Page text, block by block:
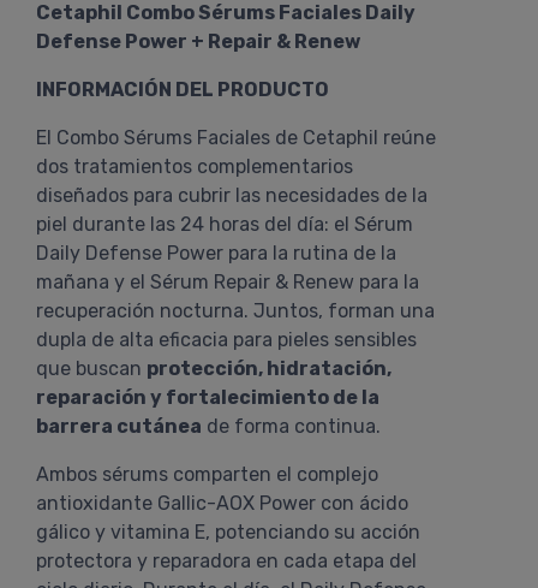
Cetaphil Combo Sérums Faciales Daily
Defense Power + Repair & Renew
INFORMACIÓN DEL PRODUCTO
El Combo Sérums Faciales de Cetaphil reúne
dos tratamientos complementarios
diseñados para cubrir las necesidades de la
piel durante las 24 horas del día: el Sérum
Daily Defense Power para la rutina de la
mañana y el Sérum Repair & Renew para la
recuperación nocturna. Juntos, forman una
dupla de alta eficacia para pieles sensibles
que buscan protección, hidratación,
reparación y fortalecimiento de la
barrera cutánea de forma continua.
Ambos sérums comparten el complejo
antioxidante Gallic-AOX Power con ácido
gálico y vitamina E, potenciando su acción
protectora y reparadora en cada etapa del